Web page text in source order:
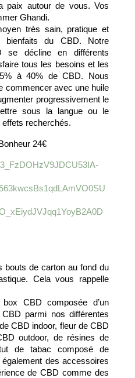
paix autour de vous. Vos
Ghandi.
très sain, pratique et
bienfaits du CBD. Notre
se décline en différents
tous les besoins et les
à 40% de CBD. Nous
commencer avec une huile
progressivement le
sous la langue ou le
effets recherchés.
24€
bouts de carton au fond du
Cela vous rappelle
CBD composée d’un
parmi nos différentes
CBD indoor, fleur de CBD
outdoor, de résines de
de tabac composé de
des accessoires
de CBD comme des